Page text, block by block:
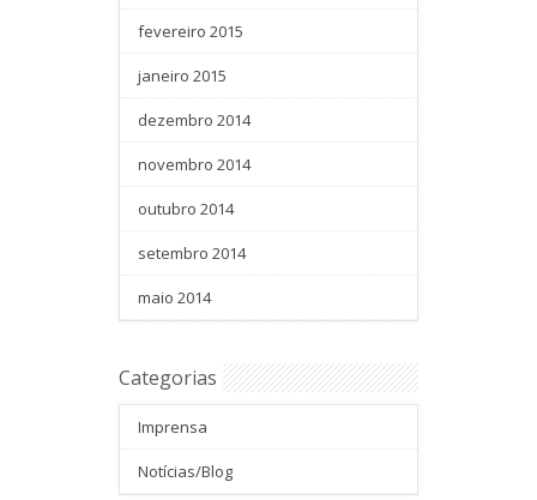
fevereiro 2015
janeiro 2015
dezembro 2014
novembro 2014
outubro 2014
setembro 2014
maio 2014
Categorias
Imprensa
Notícias/Blog